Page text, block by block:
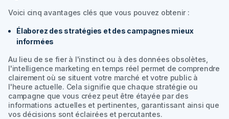
Voici cinq avantages clés que vous pouvez obtenir :
Élaborez des stratégies et des campagnes mieux
informées
Au lieu de se fier à l'instinct ou à des données obsolètes,
l'intelligence marketing en temps réel permet de comprendre
clairement où se situent votre marché et votre public à
l'heure actuelle. Cela signifie que chaque stratégie ou
campagne que vous créez peut être étayée par des
informations actuelles et pertinentes, garantissant ainsi que
vos décisions sont éclairées et percutantes.